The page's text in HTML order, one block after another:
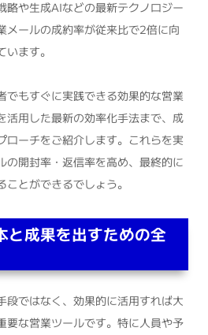
略や生成AIなどの最新テクノロジー
メールの成約率が従来比で2倍に向
ます。
でもすぐに実践できる効果的な営業
活用した最新の効率化手法まで、成
ローチをご紹介します。これらを実
の開封率・返信率を高め、最終的に
とができるでしょう。
と成果を出すための全
段ではなく、効果的に活用すれば大
要な営業ツールです。特に人員や予